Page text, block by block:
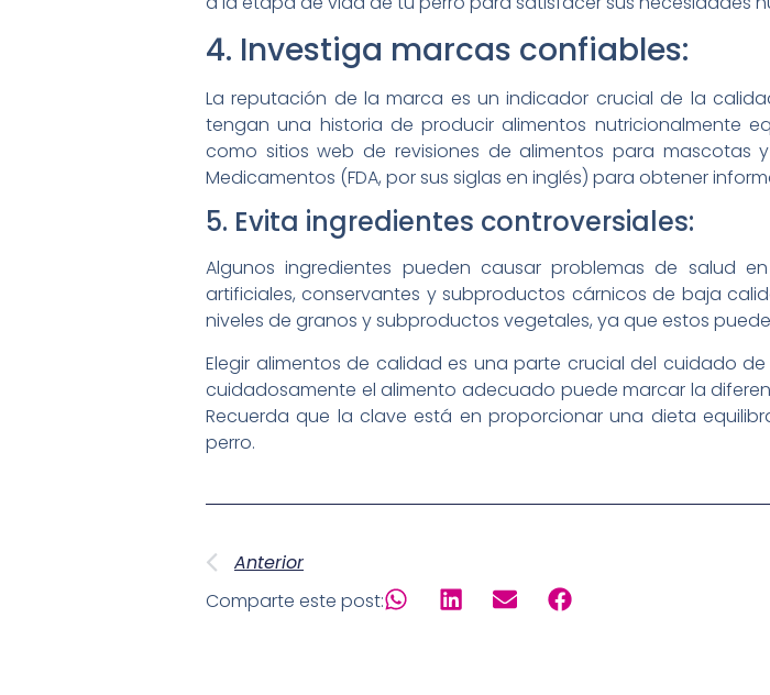
4. Investiga marcas confiables:
La reputación de la marca es un indicador crucial de la
tengan una historia de producir alimentos nutricionalmente
como sitios web de revisiones de alimentos para mascotas
Medicamentos (FDA, por sus siglas en inglés) para obtener
5. Evita ingredientes controversiales:
Algunos ingredientes pueden causar problemas de salud
artificiales, conservantes y subproductos cárnicos de baja
niveles de granos y subproductos vegetales, ya que estos
Elegir alimentos de calidad es una parte crucial del cuidado
cuidadosamente el alimento adecuado puede marcar la
Recuerda que la clave está en proporcionar una dieta
perro.
Anterior
Comparte este post: